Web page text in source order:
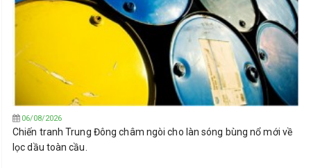
06/08/2026
Chiến tranh Trung Đông châm ngòi cho làn sóng bùng nổ mới về
lọc dầu toàn cầu.